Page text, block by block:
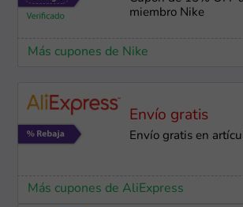
miembro Nike
Más cupones de Nike
Envío gratis
Envío gratis en
Más cupones de AliExpress